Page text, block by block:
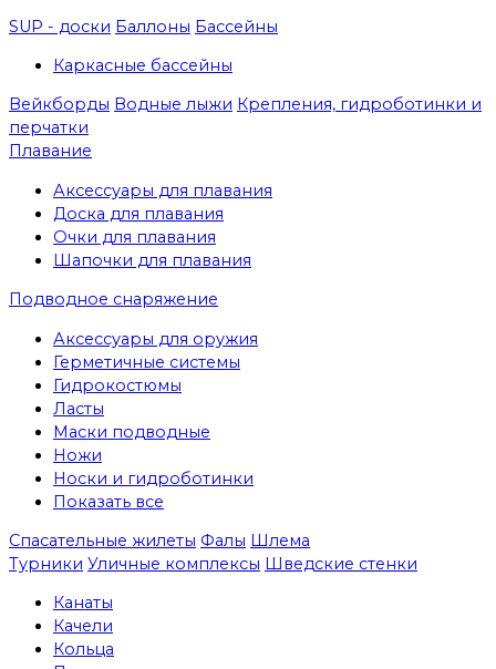
SUP - доски Баллоны Бассейны
Каркасные бассейны
Вейкборды Водные лыжи Крепления, гидроботинки и
перчатки
Плавание
Аксессуары для плавания
Доска для плавания
Очки для плавания
Шапочки для плавания
Подводное снаряжение
Аксессуары для оружия
Герметичные системы
Гидрокостюмы
Ласты
Маски подводные
Ножи
Носки и гидроботинки
Показать все
Спасательные жилеты Фалы Шлема
Турники Уличные комплексы Шведские стенки
Канаты
Качели
Кольца